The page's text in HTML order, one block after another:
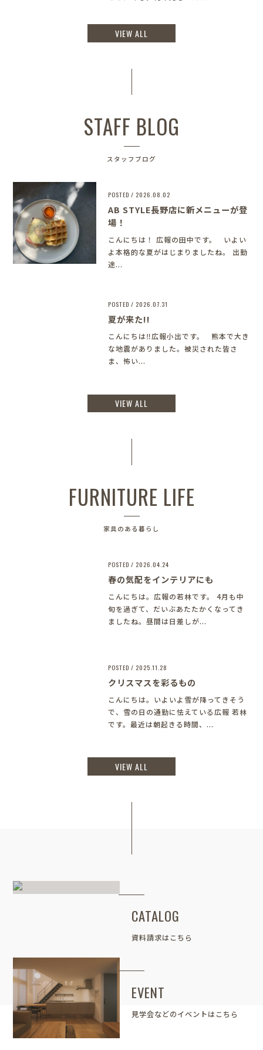
VIEW ALL
STAFF BLOG
スタッフブログ
POSTED / 2026.08.02
AB STYLE長野店に新メニューが登
場！
こんにちは！ 広報の田中です。 いよい
よ本格的な夏がはじまりましたね。 出勤
途...
POSTED / 2026.07.31
夏が来た!!
こんにちは‼︎広報小出です。 熊本で大き
な地震がありました。被災された皆さ
ま、怖い...
VIEW ALL
FURNITURE LIFE
家具のある暮らし
POSTED / 2026.04.24
春の気配をインテリアにも
こんにちは。広報の若林です。 4月も中
旬を過ぎて、だいぶあたたかくなってき
ましたね。昼間は日差しが...
POSTED / 2025.11.28
クリスマスを彩るもの
こんにちは。いよいよ雪が降ってきそう
で、雪の日の通勤に怯えている広報 若林
です。最近は朝起きる時間、...
VIEW ALL
CATALOG
資料請求はこちら
EVENT
見学会などのイベントはこちら